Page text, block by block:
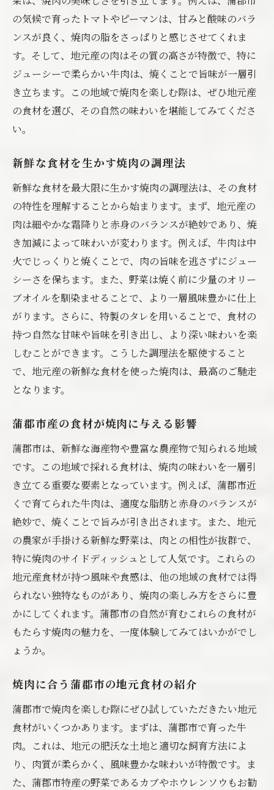
の気候で育ったトマトやピーマンは、甘みと酸味のバラ
ンスが良く、焼肉の脂をさっぱりと感じさせてくれま
す。そして、地元産の肉はその質の高さが特徴で、特に
ジューシーで柔らかい牛肉は、焼くことで旨味が一層引
き立ちます。この地域で焼肉を楽しむ際は、ぜひ地元産
の食材を選び、その自然の味わいを堪能してみてくださ
い。
新鮮な食材を生かす焼肉の調理法
新鮮な食材を最大限に生かす焼肉の調理法は、その食材
の特性を理解することから始まります。まず、地元産の
肉は細やかな霜降りと赤身のバランスが絶妙であり、焼
き加減によって味わいが変わります。例えば、牛肉は中
火でじっくりと焼くことで、肉の旨味を逃さずにジュー
シーさを保ちます。また、野菜は焼く前に少量のオリー
ブオイルを馴染ませることで、より一層風味豊かに仕上
がります。さらに、特製のタレを用いることで、食材の
持つ自然な甘味や旨味を引き出し、より深い味わいを楽
しむことができます。こうした調理法を駆使すること
で、地元産の新鮮な食材を使った焼肉は、最高のご馳走
となります。
蒲郡市産の食材が焼肉に与える影響
蒲郡市は、新鮮な海産物や豊富な農産物で知られる地域
です。この地域で採れる食材は、焼肉の味わいを一層引
き立てる重要な要素となっています。例えば、蒲郡市近
くで育てられた牛肉は、適度な脂肪と赤身のバランスが
絶妙で、焼くことで旨みが引き出されます。また、地元
の農家が手掛ける新鮮な野菜は、肉との相性が抜群で、
特に焼肉のサイドディッシュとして人気です。これらの
地元産食材が持つ風味や食感は、他の地域の食材では得
られない独特なものがあり、焼肉の楽しみ方をさらに豊
かにしてくれます。蒲郡市の自然が育むこれらの食材が
もたらす焼肉の魅力を、一度体験してみてはいかがでし
ょうか。
焼肉に合う蒲郡市の地元食材の紹介
蒲郡市で焼肉を楽しむ際にぜひ試していただきたい地元
食材がいくつかあります。まずは、蒲郡市で育った牛
肉。これは、地元の肥沃な土地と適切な飼育方法によ
り、肉質が柔らかく、風味豊かな味わいが特徴です。ま
た、蒲郡市特産の野菜であるカブやホウレンソウもお勧